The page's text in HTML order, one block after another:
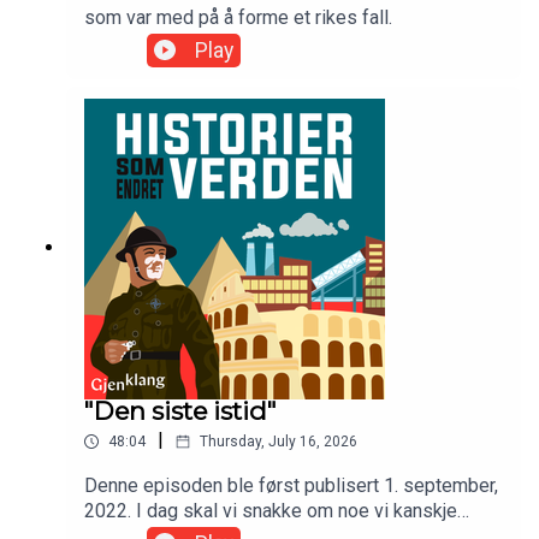
som var med på å forme et rikes fall.
Play
"Den siste istid"
48:04 Thursday, July 16, 2026
Denne episoden ble først publisert 1. september,
2022. I dag skal vi snakke om noe vi kanskje